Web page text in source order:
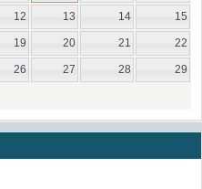
12 13 14 15
19 20 21 22
26 27 28 29